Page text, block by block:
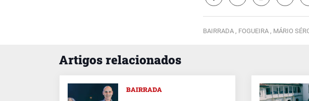
BAIRRADA , FOGUEIRA , MÁRIO
Artigos relacionados
BAIRRADA